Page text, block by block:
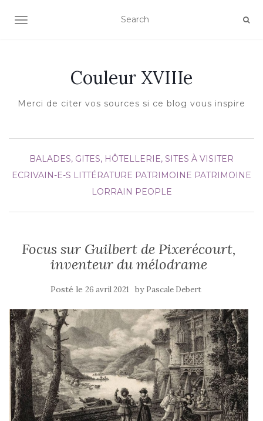
AFFICHER/MASQUER LA NAVIGATION
Couleur XVIIIe
Merci de citer vos sources si ce blog vous inspire
BALADES, GITES, HÔTELLERIE, SITES À VISITER
ECRIVAIN-E-S LITTÉRATURE PATRIMOINE PATRIMOINE
LORRAIN PEOPLE
Focus sur Guilbert de Pixerécourt,
inventeur du mélodrame
Posté le 26 avril 2021 by Pascale Debert